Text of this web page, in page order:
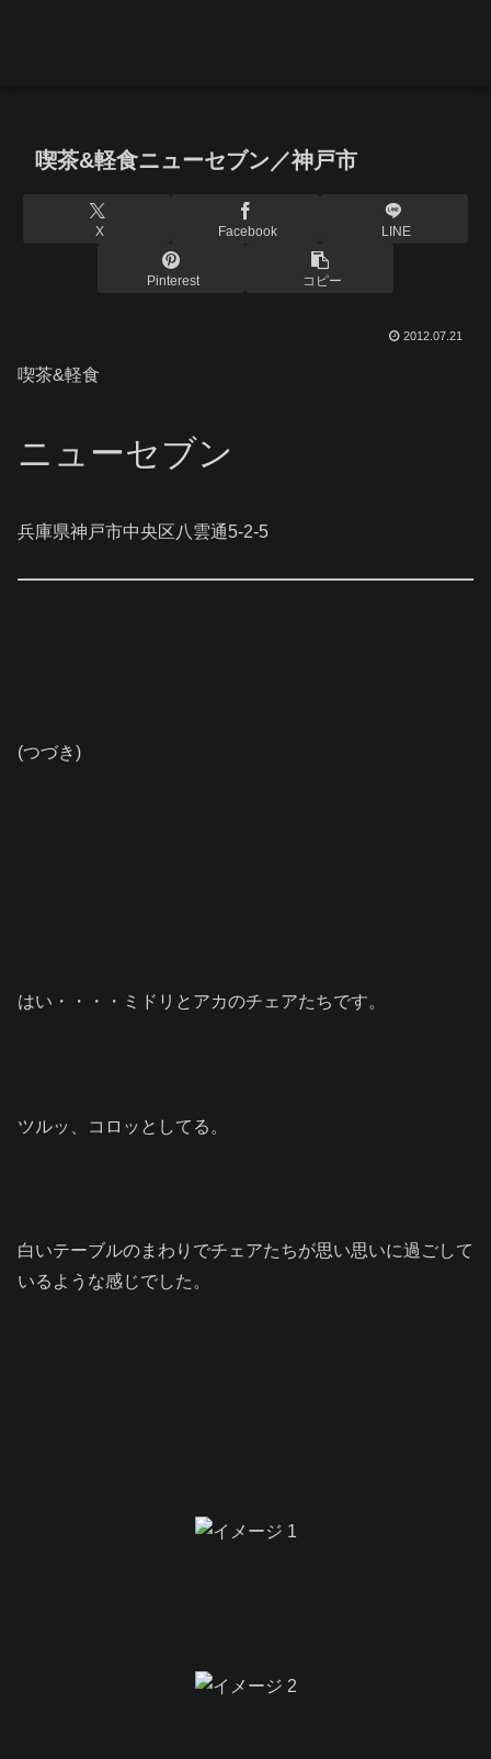
喫茶&軽食ニューセブン／神戸市
X Facebook LINE
Pinterest コピー
2012.07.21
喫茶&軽食
ニューセブン
兵庫県神戸市中央区八雲通5-2-5
(つづき)
はい・・・・ミドリとアカのチェアたちです。
ツルッ、コロッとしてる。
白いテーブルのまわりでチェアたちが思い思いに過ごして
いるような感じでした。